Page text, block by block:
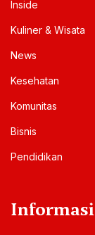
Inside
Kuliner & Wisata
News
Kesehatan
Komunitas
Bisnis
Pendidikan
Informasi